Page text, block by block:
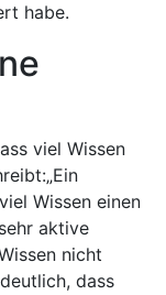
habe.
viel Wissen
Wissen einen
aktive
nicht
dass